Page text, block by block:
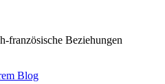
französische Beziehungen
Blog